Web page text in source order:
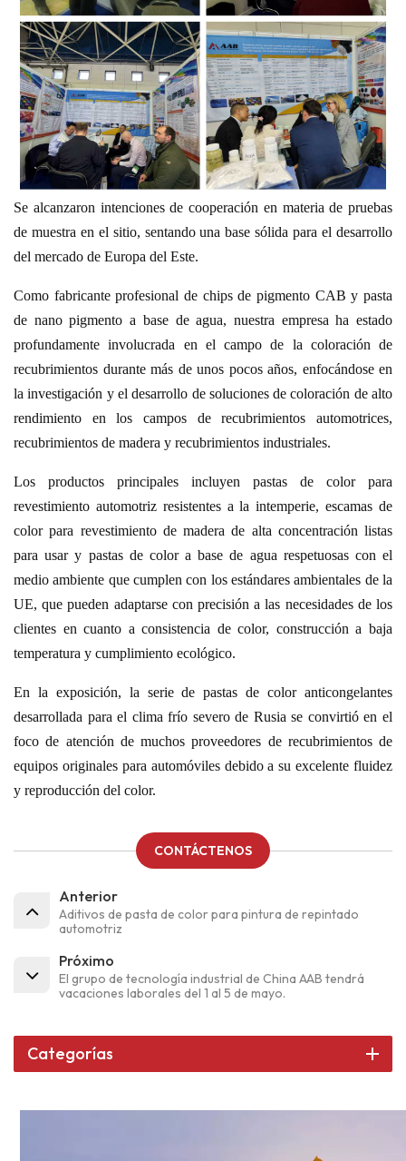
Se alcanzaron intenciones de cooperación en materia de pruebas
de muestra en el sitio, sentando una base sólida para el desarrollo
del mercado de Europa del Este.
Como fabricante profesional de chips de pigmento CAB y pasta
de nano pigmento a base de agua, nuestra empresa ha estado
profundamente involucrada en el campo de la coloración de
recubrimientos durante más de unos pocos años, enfocándose en
la investigación y el desarrollo de soluciones de coloración de alto
rendimiento en los campos de recubrimientos automotrices,
recubrimientos de madera y recubrimientos industriales.
Los productos principales incluyen pastas de color para
revestimiento automotriz resistentes a la intemperie, escamas de
color para revestimiento de madera de alta concentración listas
para usar y pastas de color a base de agua respetuosas con el
medio ambiente que cumplen con los estándares ambientales de la
UE, que pueden adaptarse con precisión a las necesidades de los
clientes en cuanto a consistencia de color, construcción a baja
temperatura y cumplimiento ecológico.
En la exposición, la serie de pastas de color anticongelantes
desarrollada para el clima frío severo de Rusia se convirtió en el
foco de atención de muchos proveedores de recubrimientos de
equipos originales para automóviles debido a su excelente fluidez
y reproducción del color.
CONTÁCTENOS
Anterior
Aditivos de pasta de color para pintura de repintado
automotriz
Próximo
El grupo de tecnología industrial de China AAB tendrá
vacaciones laborales del 1 al 5 de mayo.
Categorías